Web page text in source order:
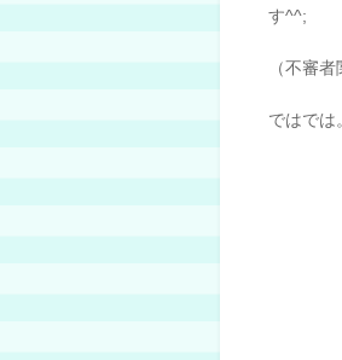
す^^;
（不審
ではでは。